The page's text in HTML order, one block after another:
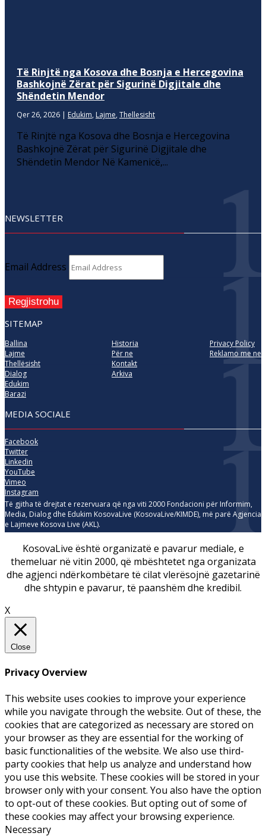
Të Rinjtë nga Kosova dhe Bosnja e Hercegovina
Bashkojnë Zërat për Sigurinë Digjitale dhe
Shëndetin Mendor
Qer 26, 2026 | Edukim, Lajme, Thellesisht
Të Rinjtë nga Kosova dhe Bosnja e Hercegovina
Bashkojnë Zërat për Sigurinë Digjitale dhe
Shëndetin Mendor Në Kamenicë,...
NEWSLETTER
Email Address
Regjistrohu
SITEMAP
Ballina
Lajme
Thellësisht
Dialog
Edukim
Barazi
Historia
Për ne
Kontakt
Arkiva
Privacy Policy
Reklamo me ne
MEDIA SOCIALE
Facebook
Twitter
Linkedin
YouTube
Vimeo
Instagram
Të gjitha të drejtat e rezervuara që nga viti 2000 Fondacioni për Informim,
Media, Dialog dhe Edukim KosovaLive (KosovaLive/KIMDE), më parë Agjencia
e Lajmeve Kosova Live (AKL).
KosovaLive është organizatë e pavarur mediale, e
themeluar në vitin 2000, që mbështetet nga organizata
dhe agjenci ndërkombëtare të cilat vlerësojnë gazetarinë
dhe shtypin e pavarur, të paanshëm dhe kredibil.
X
Close
Privacy Overview
This website uses cookies to improve your experience
while you navigate through the website. Out of these, the
cookies that are categorized as necessary are stored on
your browser as they are essential for the working of
basic functionalities of the website. We also use third-
party cookies that help us analyze and understand how
you use this website. These cookies will be stored in your
browser only with your consent. You also have the option
to opt-out of these cookies. But opting out of some of
these cookies may affect your browsing experience.
Necessary